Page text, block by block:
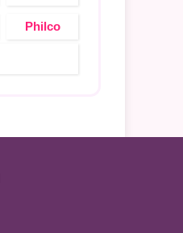
Philco